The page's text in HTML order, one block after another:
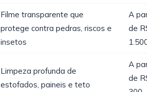
Filme transparente que
protege contra pedras, riscos e
insetos
A
de
Limpeza profunda de
estofados, paineis e teto
A
de